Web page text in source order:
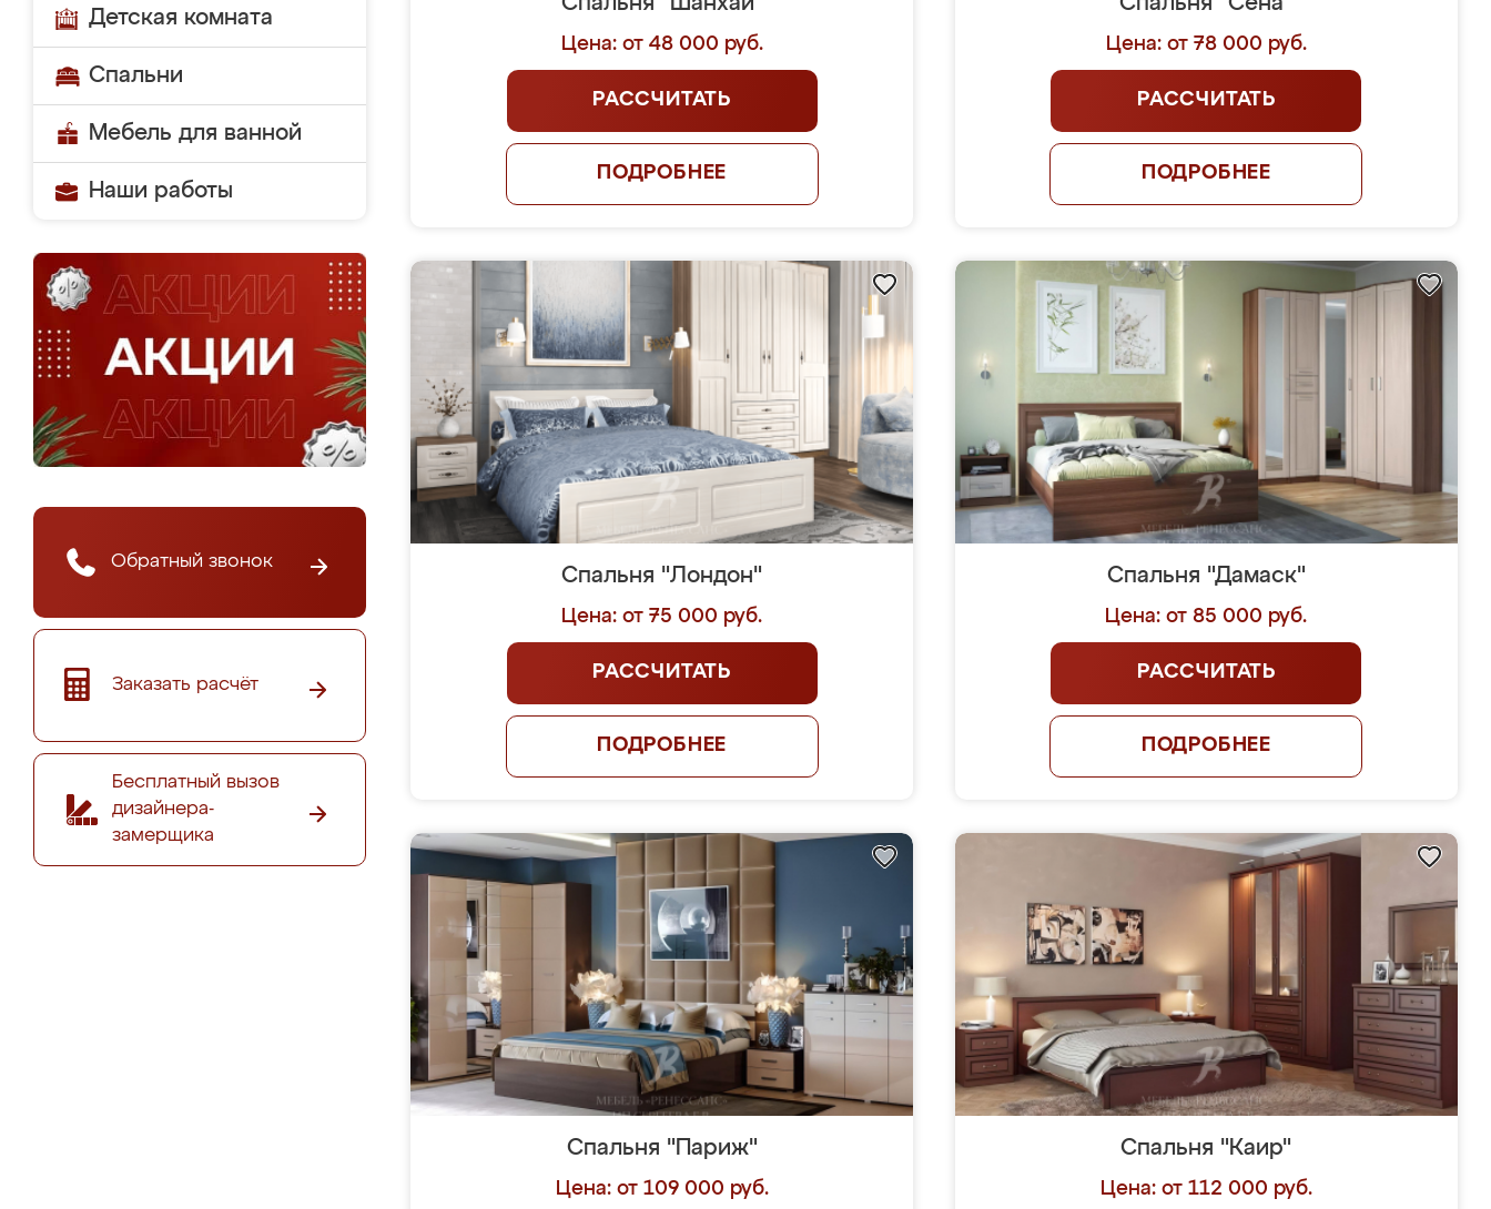
Детская комната
Спальни
Мебель для ванной
Наши работы
Обратный звонок
Заказать расчёт
Бесплатный вызов
дизайнера-
замерщика
Цена: от 48 000 руб.
РАССЧИТАТЬ
ПОДРОБНЕЕ
Цена: от 78 000 руб.
РАССЧИТАТЬ
ПОДРОБНЕЕ
Спальня "Лондон"
Цена: от 75 000 руб.
РАССЧИТАТЬ
ПОДРОБНЕЕ
Спальня "Дамаск"
Цена: от 85 000 руб.
РАССЧИТАТЬ
ПОДРОБНЕЕ
Спальня "Париж"
Цена: от 109 000 руб.
Спальня "Каир"
Цена: от 112 000 руб.